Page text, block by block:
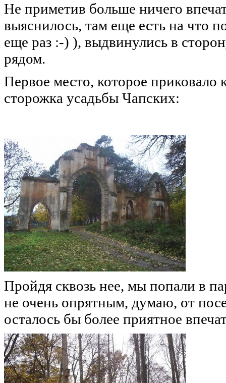
Не приметив больше ничего
выяснилось, там еще есть на что
еще раз :-) ), выдвинулись в
рядом.
Первое место, которое приковало
сторожка усадьбы Чапских:
Пройдя сквозь нее, мы попали в
не очень опрятным, думаю, от
осталось бы более приятное